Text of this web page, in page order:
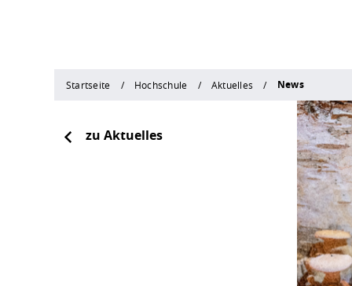
Startseite Hochschule Aktuelles News
zu Aktuelles